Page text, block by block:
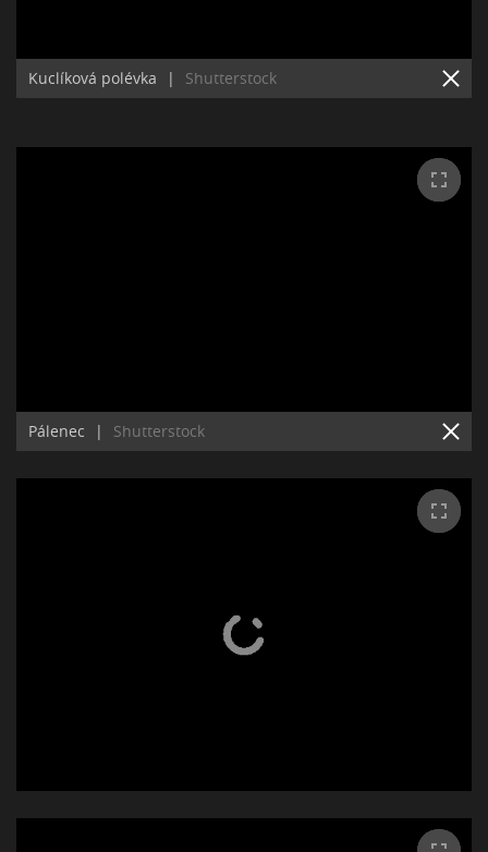
Kuclíková polévka | Shutterstock
Pálenec | Shutterstock